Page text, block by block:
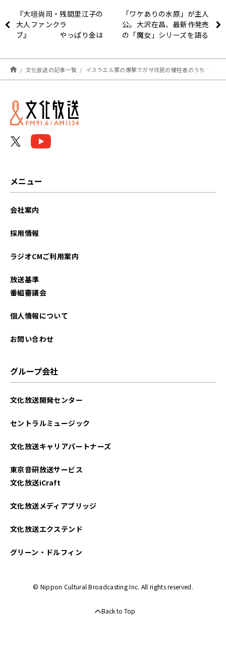
『大垣尚司・残間里江子の
大人ファンクラ
ブ』 やっぱり金は
「ワケありの水原」が主人
公。大沢在昌、最新作発売
の「魔女」シリーズを語る
文化放送の記事一覧 イスラエル軍の爆撃でガザ住民の犠牲者のうち、約7割を女性と子どもが占める理由 大竹「AIによる冷静で心が入らない判断」
メニュー
会社案内
採用情報
ラジオCMご利用案内
放送基準
番組審議会
個人情報について
お問い合わせ
グループ会社
文化放送開発センター
セントラルミュージック
文化放送キャリアパートナーズ
東京音研放送サービス
文化放送iCraft
文化放送メディアブリッジ
文化放送エクステンド
グリーン・ドルフィン
© Nippon Cultural Broadcasting Inc. All rights reserved.
Back to Top